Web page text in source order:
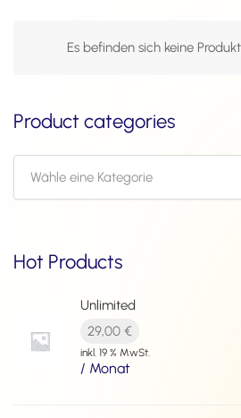
Es befinden sich keine
Product categories
Wähle eine Kategorie
Hot Products
Unlimited
29,00 €
inkl. 19 % MwSt.
/ Monat